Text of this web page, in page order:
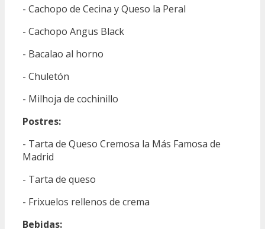
- Cachopo de Cecina y Queso la Peral
- Cachopo Angus Black
- Bacalao al horno
- Chuletón
- Milhoja de cochinillo
Postres:
- Tarta de Queso Cremosa la Más Famosa de
Madrid
- Tarta de queso
- Frixuelos rellenos de crema
Bebidas: